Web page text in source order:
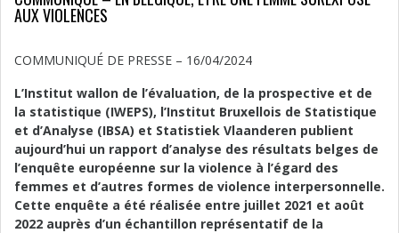
AUX VIOLENCES
COMMUNIQUÉ DE PRESSE – 16/04/2024
L’Institut wallon de l’évaluation, de la prospective et de
la statistique (IWEPS), l’Institut Bruxellois de Statistique
et d’Analyse (IBSA) et Statistiek Vlaanderen publient
aujourd’hui un rapport d’analyse des résultats belges de
l’enquête européenne sur la violence à l’égard des
femmes et d’autres formes de violence interpersonnelle.
Cette enquête a été réalisée entre juillet 2021 et août
2022 auprès d’un échantillon représentatif de la